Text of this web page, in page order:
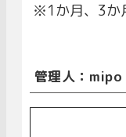
※1か月、3か
管理人：mipo